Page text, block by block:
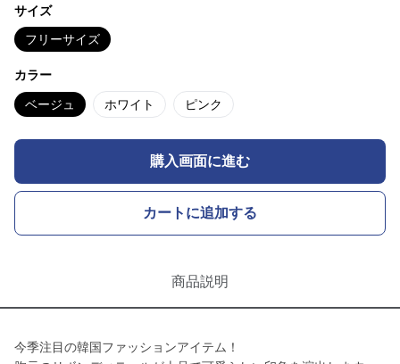
サイズ
フリーサイズ
カラー
ベージュ ホワイト ピンク
購入画面に進む
カートに追加する
商品説明
今季注目の韓国ファッションアイテム！